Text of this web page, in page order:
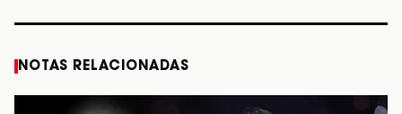
NOTAS RELACIONADAS